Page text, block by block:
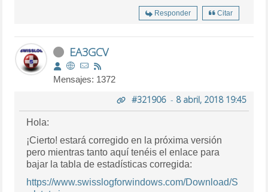
Responder Citar
EA3GCV
Mensajes: 1372
#321906- 8 abril, 2018 19:45
Hola:
¡Cierto! estará corregido en la próxima versión
pero mientras tanto aquí tenéis el enlace para
bajar la tabla de estadísticas corregida:
https://www.swisslogforwindows.com/Download/S